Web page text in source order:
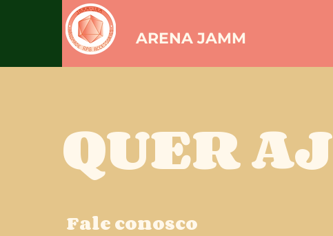
ARENA JAMM
QUER
Fale conosco